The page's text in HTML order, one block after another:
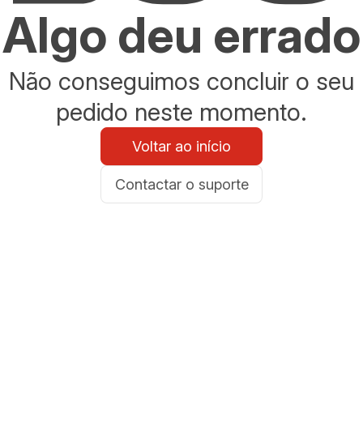
Algo deu errado
Não conseguimos concluir o seu
pedido neste momento.
Voltar ao início
Contactar o suporte